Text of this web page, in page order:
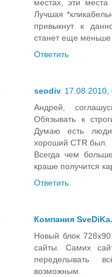
местах, эти места
Лучшая
привыкнут к
станет еще меньше
Ответить
seodiv 17.08.2010,
Андрей,
Обязывать к
Думаю есть
хороший CTR был.
Всегда чем
краше получится
Ответить
Компания
Новый блок
сайты. Самих
переделывать
возможным.